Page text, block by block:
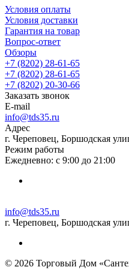
Условия оплаты
Условия доставки
Гарантия на товар
Вопрос-ответ
Обзоры
+7 (8202) 28‑61-65
+7 (8202) 28‑61-65
+7 (8202) 20‑30-66
Заказать звонок
E-mail
info@tds35.ru
Адрес
г. Череповец, Боршодская
Режим работы
Ежедневно: с 9:00 до 21:00
info@tds35.ru
г. Череповец, Боршодская
© 2026 Торговый Дом